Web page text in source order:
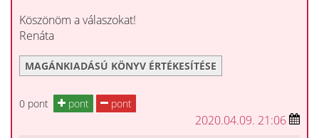
Köszönöm a válaszokat!
Renáta
MAGÁNKIADÁSÚ KÖNYV ÉRTÉKESÍTÉSE
0 pont pont pont
2020.04.09. 21:06